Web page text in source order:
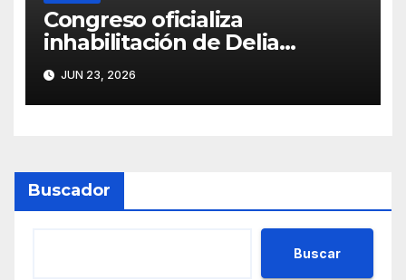
Congreso oficializa
inhabilitación de Delia
Espinoza por 10 años para
ejercer cargos públicos
JUN 23, 2026
Buscador
Buscar